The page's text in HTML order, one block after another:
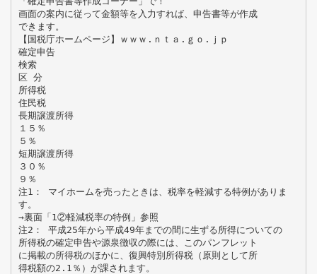
画面の案内に従って金額等を入力すれば、申告書等が作成
できます。
【国税庁ホームページ】ｗｗｗ.ｎｔａ.ｇｏ.ｊｐ
確定申告
検索
区 分
所得税
住民税
長期譲渡所得
１５％
５％
短期譲渡所得
３０％
９％
注1： マイホームを売ったときは、税率を軽減する特例がありま
す。
→裏面「1②軽減税率の特例」参照
注2： 平成25年から平成49年までの間に生ずる所得についての
所得税の確定申告や源泉徴収の際には、このパンフレット
に掲載の所得税のほかに、復興特別所得税（原則として所
得税額の2.1％）が課されます。